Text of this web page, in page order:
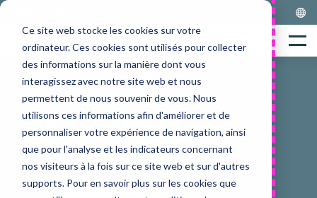
Ce site web stocke les cookies sur votre
ordinateur. Ces cookies sont utilisés pour collecter
des informations sur la manière dont vous
interagissez avec notre site web et nous
permettent de nous souvenir de vous. Nous
utilisons ces informations afin d'améliorer et de
personnaliser votre expérience de navigation, ainsi
que pour l'analyse et les indicateurs concernant
nos visiteurs à la fois sur ce site web et sur d'autres
supports. Pour en savoir plus sur les cookies que
Skip
Home
Menu